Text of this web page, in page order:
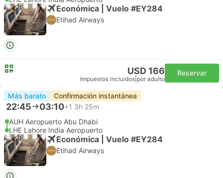
Económica | Vuelo #EY284
Etihad Airways
USD 166
Impuestos incluidos por adulto
Reservar
Más barato Confirmación instantánea
22:45 03:10+1 3h 25m
AUH Aeropuerto Abu Dhabi
LHE Lahore India Aeropuerto
Económica | Vuelo #EY284
Etihad Airways